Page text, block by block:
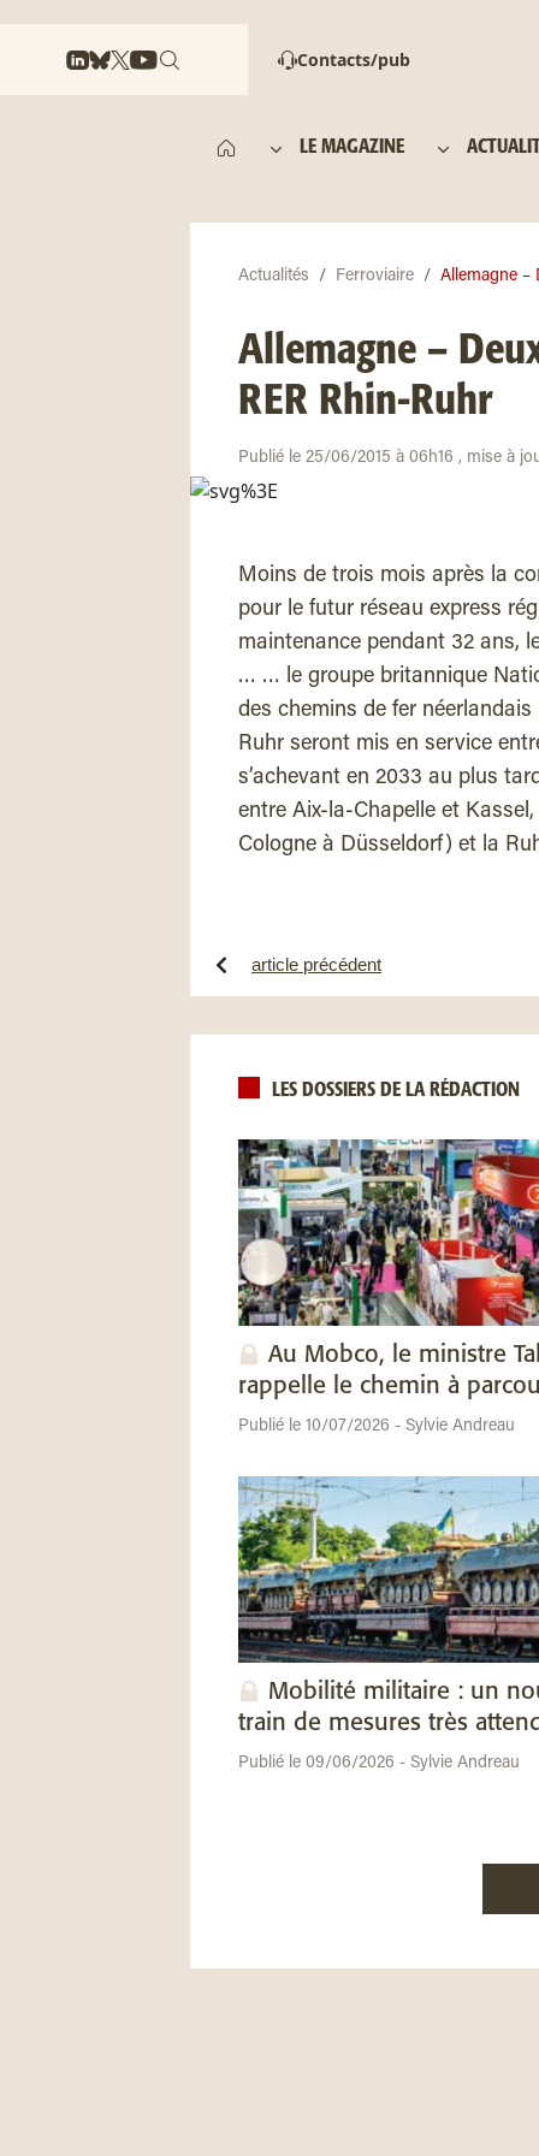
Contacts/pub
LE MAGAZINE
Actualités Ferroviaire Allemagne –
Allemagne –
RER Rhin-Ruhr
Publié le 25/06/2015 à 06h16 , mise à
Moins de trois mois après la
pour le futur réseau express
maintenance pendant 32 ans,
… … le groupe britannique
des chemins de fer
Ruhr seront mis en service
s’achevant en 2033 au plus
entre Aix-la-Chapelle et
Cologne à Düsseldorf) et la
article précédent
LES DOSSIERS DE LA RÉDACTION
Au Mobco, le ministre
rappelle le chemin à
Publié le 10/07/2026 - Sylvie Andreau
Mobilité militaire : un
train de mesures très
Publié le 09/06/2026 - Sylvie Andreau